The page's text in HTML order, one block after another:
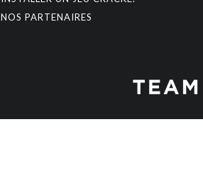
NOS PARTENAIRES